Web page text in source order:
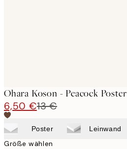
Ohara Koson - Peacock Poster
6,50 €13 €
Poster Leinwand
Größe wählen